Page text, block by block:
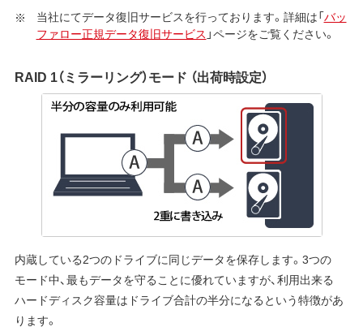
当社にてデータ復旧サービスを行っております。詳細は「バッ
ファロー正規データ復旧サービス 」ページをご覧ください。
RAID 1（ミラーリング）モード （出荷時設定）
内蔵している2つのドライブに同じデータを保存します。3つの
モード中、最もデータを守ることに優れていますが、利用出来る
ハードディスク容量はドライブ合計の半分になるという特徴があ
ります。